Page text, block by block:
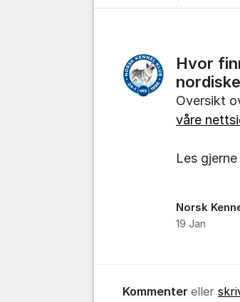
Hvor
Oversikt
våre
Les
Norsk
19 Jan
Kommenter eller